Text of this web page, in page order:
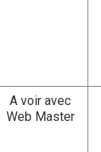
A voir avec
Web Master